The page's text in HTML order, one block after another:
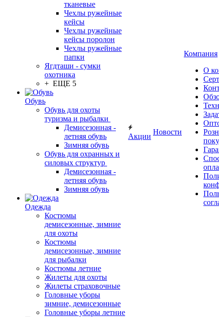
тканевые
Чехлы ружейные
кейсы
Чехлы ружейные
кейсы поролон
Чехлы ружейные
папки
Ягдташи - сумки
охотника
+ ЕЩЕ 5
Обувь
Обувь для охоты
туризма и рыбалки
Демисезонная -
летняя обувь
Зимняя обувь
Обувь для охранных и
силовых структур
Демисезонная -
летняя обувь
Зимняя обувь
Одежда
Костюмы
демисезонные, зимние
для охоты
Костюмы
демисезонные, зимние
для рыбалки
Костюмы летние
Жилеты для охоты
Жилеты страховочные
Головные уборы
зимние, демисезонные
Головные уборы летние
Акции
Новости
Компания
О